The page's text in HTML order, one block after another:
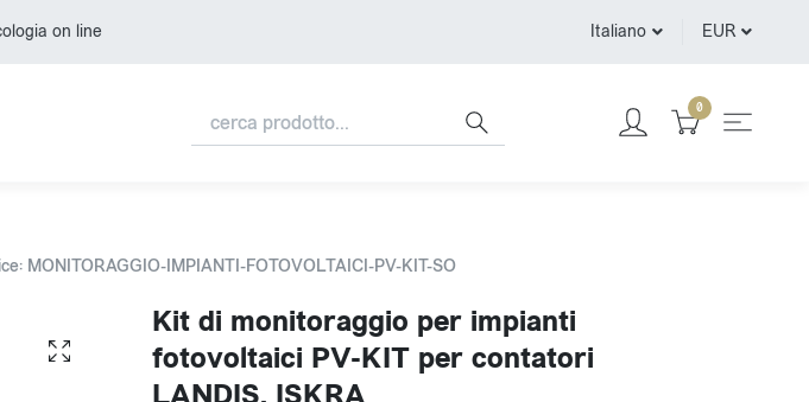
on line Italiano EUR
0
MONITORAGGIO-IMPIANTI-FOTOVOLTAICI-PV-KIT-SO
Kit di monitoraggio per impianti
fotovoltaici PV-KIT per contatori